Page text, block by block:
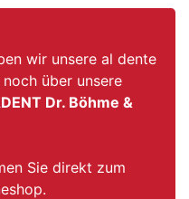
wir unsere al dente
über unsere
Dr. Böhme &
Sie direkt zum